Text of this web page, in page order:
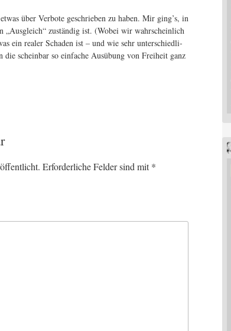
über Ver­bo­te geschrie­ben zu haben. Mir ging’s, in
„Aus­gleich“ zustän­dig ist. (Wobei wir wahr­schein­lich
ein rea­ler Scha­den ist – und wie sehr unter­schied­li­
die schein­bar so ein­fa­che Aus­übung von Frei­heit ganz
Erforderliche Felder sind mit*